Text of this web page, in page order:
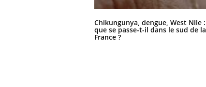
Chikungunya, dengue, West Nile :
que se passe-t-il dans le sud de la
France ?